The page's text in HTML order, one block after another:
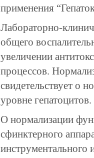
применения
Лабораторно-
общего
увеличении
процессов.
свидетельствует о
уровне гепатоцитов.
О нормализации
сфинктерного